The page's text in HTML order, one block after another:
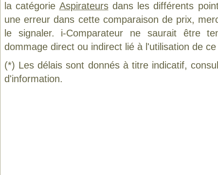
la catégorie Aspirateursdans les différents
une erreur dans cette comparaison de prix,
le signaler. i-Comparateur ne saurait être
dommage direct ou indirect lié à l'utilisation de
(*) Les délais sont donnés à titre indicatif,
d'information.